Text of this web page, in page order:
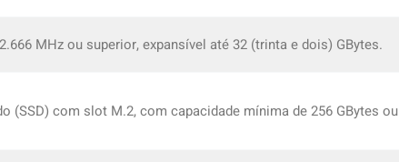
MHz ou superior, expansível até 32 (trinta e dois) GBytes.
(SSD) com slot M.2, com capacidade mínima de 256 GBytes